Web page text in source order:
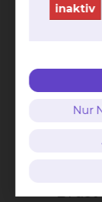
Brust
inaktiv
Nur